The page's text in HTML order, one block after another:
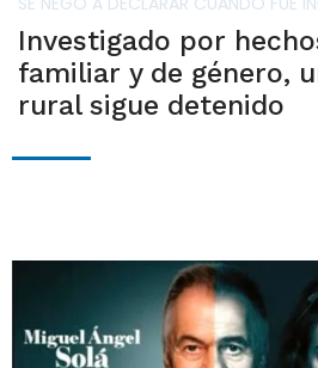
Investigado por
familiar y de género,
rural sigue detenido